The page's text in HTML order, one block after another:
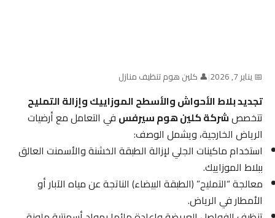
📅 يناير 7, 2026 |👤 كلين هوم تنظيف منازل
تجديد بلاط الأحواش والأسطح الموزاييك وإزالة التمليح
تتخصصشركة كلين هوم سيرفسفي التعامل مع أرضيات
الرياض الخارجية، ويشمل الوصف:
استخدام ماكينات الجلي لإزالة الطبقة الخشنة والأسمنت العالق
ببلاط الموزاييك.
معالجة “التمليح” (الطبقة البيضاء) الناتجة عن مياه الآبار أو
الأمطار في الرياض.